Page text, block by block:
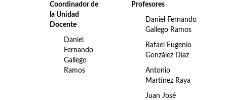
Coordinador de
la Unidad
Docente
Daniel
Fernando
Gallego
Ramos
Profesores
Daniel Fernando
Gallego Ramos
Rafael Eugenio
González Díaz
Antonio
Martínez Raya
Juan José